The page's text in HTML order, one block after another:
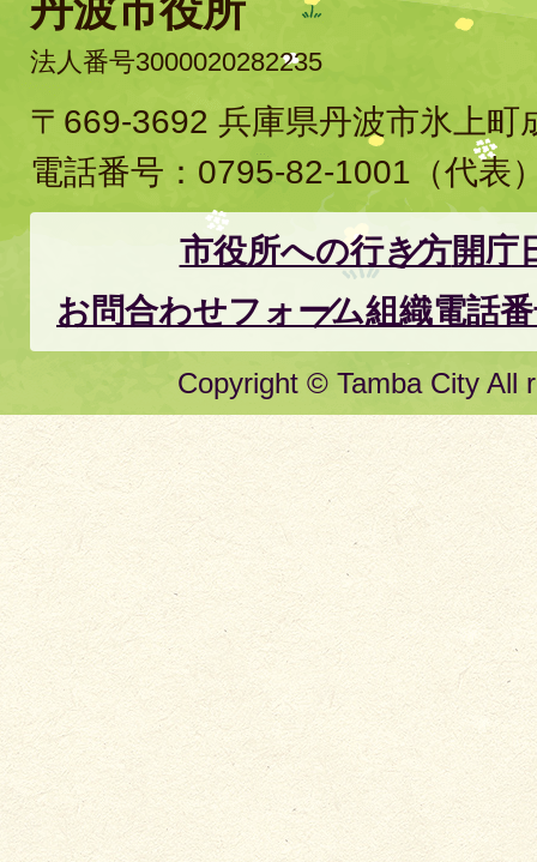
丹波市役所
法人番号3000020282235
〒669-3692 兵庫県丹波市氷上町
電話番号： 0795-82-1001 （代表
市役所への行き方開庁
お問合わせフォーム組織電話
Copyright © Tamba City All